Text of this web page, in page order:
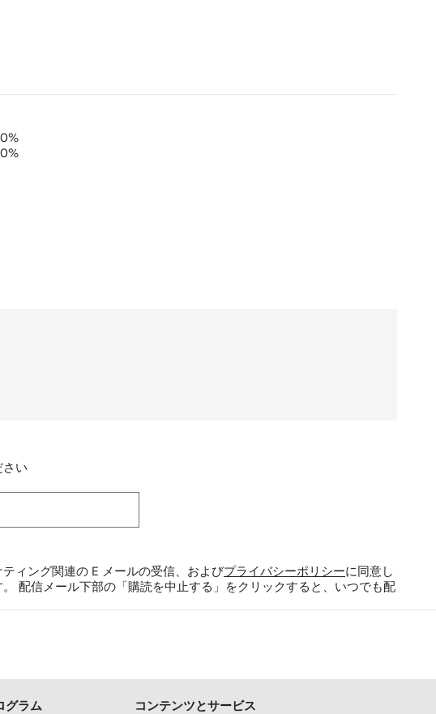
さい
ィング関連の E メールの受信、およびプライバシーポリシーに同意し
配信メール下部の「購読を中止する」をクリックすると、いつでも配
グラム コンテンツとサービス